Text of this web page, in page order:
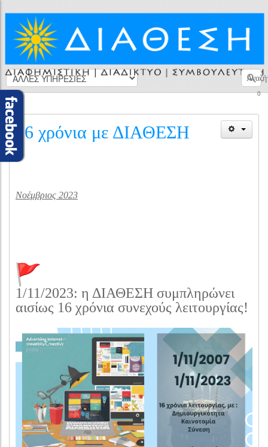
0
16 χρόνια με ΔΙΑΘΕΣΗ
Νοέμβριος 2023
1/11/2023: η ΔΙΑΘΕΣΗ συμπληρώνει
αισίως 16 χρόνια συνεχούς λειτουργίας!